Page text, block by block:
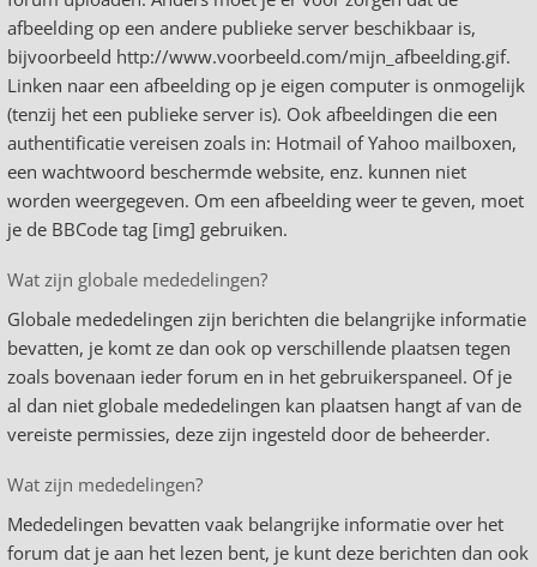
afbeelding op een andere publieke server beschikbaar is,
bijvoorbeeld http://www.voorbeeld.com/mijn_afbeelding.gif.
Linken naar een afbeelding op je eigen computer is onmogelijk
(tenzij het een publieke server is). Ook afbeeldingen die een
authentificatie vereisen zoals in: Hotmail of Yahoo mailboxen,
een wachtwoord beschermde website, enz. kunnen niet
worden weergegeven. Om een afbeelding weer te geven, moet
je de BBCode tag [img] gebruiken.
Wat zijn globale mededelingen?
Globale mededelingen zijn berichten die belangrijke informatie
bevatten, je komt ze dan ook op verschillende plaatsen tegen
zoals bovenaan ieder forum en in het gebruikerspaneel. Of je
al dan niet globale mededelingen kan plaatsen hangt af van de
vereiste permissies, deze zijn ingesteld door de beheerder.
Wat zijn mededelingen?
Mededelingen bevatten vaak belangrijke informatie over het
forum dat je aan het lezen bent, je kunt deze berichten dan ook